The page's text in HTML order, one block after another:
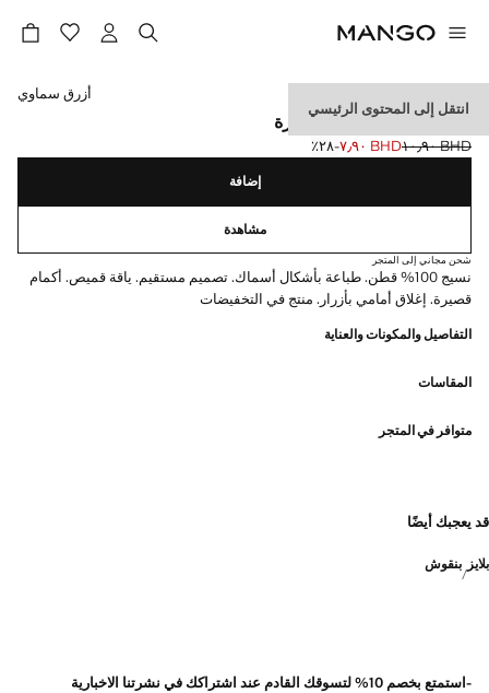
انتقل إلى المحتوى الرئيسي
قميص مطبوع بأكمام قصيرة
السعر الأول محذوف [BHD ١٠٫٩٠ ]
BHD ١٠٫٩٠
السعر الحالي [BHD ٧٫٩٠ ]BHD ٧٫٩٠ ؜-٢٨٪؜
حدد اللون
أزرق سماوي
إضافة
مشاهدة
شحن مجاني إلى المتجر
نسيج 100% قطن. طباعة بأشكال أسماك. تصميم مستقيم. ياقة قميص. أكمام
قصيرة. إغلاق أمامي بأزرار. منتج في التخفيضات
التفاصيل والمكونات والعناية
المقاسات
متوافر في المتجر
قد يعجبك أيضًا
بلايز بنقوش
-استمتع بخصم 10% لتسوقك القادم عند اشتراكك في نشرتنا الاخبارية